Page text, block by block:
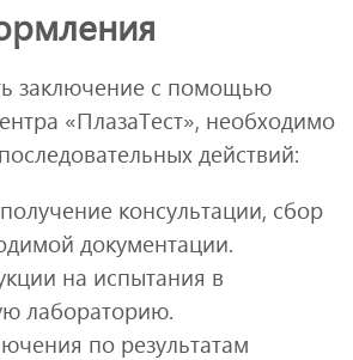
заключение с помощью
«ПлазаТест», необходимо
действий:
консультации, сбор
документации.
на испытания в
лабораторию.
по результатам